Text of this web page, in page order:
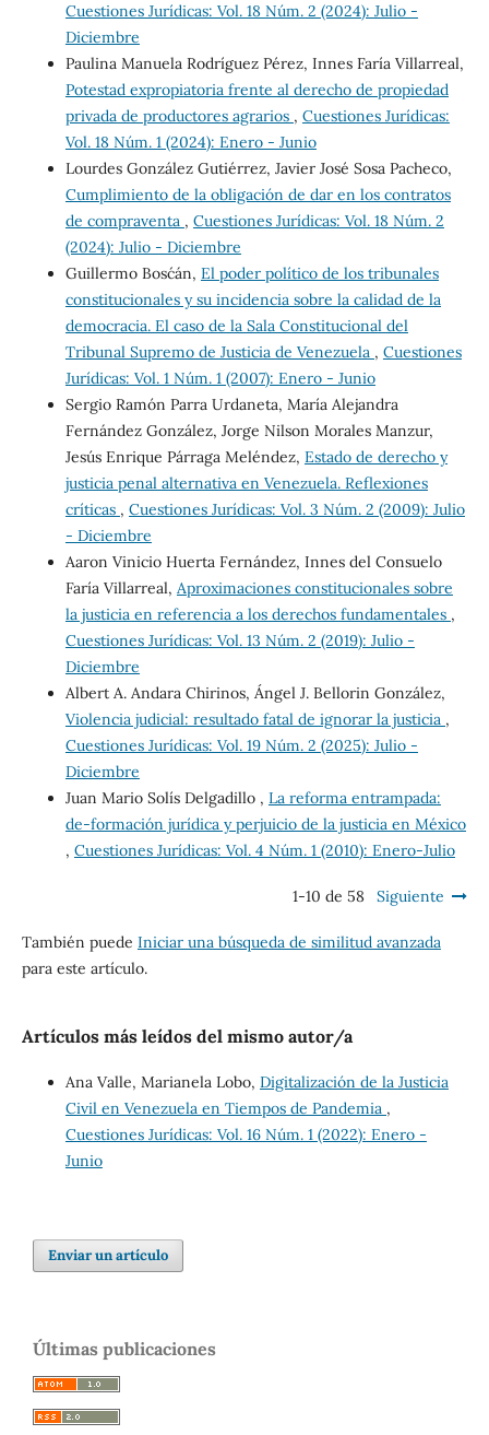
Cuestiones Jurídicas: Vol. 18 Núm. 2 (2024): Julio -
Diciembre
Paulina Manuela Rodríguez Pérez, Innes Faría Villarreal,
Potestad expropiatoria frente al derecho de propiedad
privada de productores agrarios , Cuestiones Jurídicas:
Vol. 18 Núm. 1 (2024): Enero - Junio
Lourdes González Gutiérrez, Javier José Sosa Pacheco,
Cumplimiento de la obligación de dar en los contratos
de compraventa , Cuestiones Jurídicas: Vol. 18 Núm. 2
(2024): Julio - Diciembre
Guillermo Bosc´án, El poder político de los tribunales
constitucionales y su incidencia sobre la calidad de la
democracia. El caso de la Sala Constitucional del
Tribunal Supremo de Justicia de Venezuela , Cuestiones
Jurídicas: Vol. 1 Núm. 1 (2007): Enero - Junio
Sergio Ramón Parra Urdaneta, María Alejandra
Fernández González, Jorge Nilson Morales Manzur,
Jesús Enrique Párraga Meléndez, Estado de derecho y
justicia penal alternativa en Venezuela. Reflexiones
críticas , Cuestiones Jurídicas: Vol. 3 Núm. 2 (2009): Julio
- Diciembre
Aaron Vinicio Huerta Fernández, Innes del Consuelo
Faría Villarreal, Aproximaciones constitucionales sobre
la justicia en referencia a los derechos fundamentales ,
Cuestiones Jurídicas: Vol. 13 Núm. 2 (2019): Julio -
Diciembre
Albert A. Andara Chirinos, Ángel J. Bellorin González,
Violencia judicial: resultado fatal de ignorar la justicia ,
Cuestiones Jurídicas: Vol. 19 Núm. 2 (2025): Julio -
Diciembre
Juan Mario Solís Delgadillo , La reforma entrampada:
de-formación jurídica y perjuicio de la justicia en México
, Cuestiones Jurídicas: Vol. 4 Núm. 1 (2010): Enero-Julio
1-10 de 58 Siguiente
También puede Iniciar una búsqueda de similitud avanzada
para este artículo.
Artículos más leídos del mismo autor/a
Ana Valle, Marianela Lobo, Digitalización de la Justicia
Civil en Venezuela en Tiempos de Pandemia ,
Cuestiones Jurídicas: Vol. 16 Núm. 1 (2022): Enero -
Junio
Enviar un artículo
Últimas publicaciones